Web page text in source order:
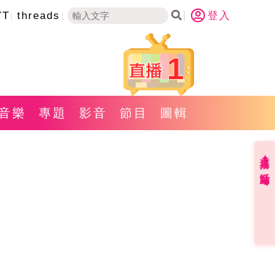
threads 登入
1
樂 專題 影音 節目 圖輯
直播✦活動